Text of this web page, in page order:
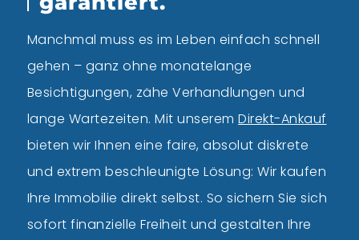
Manchmal muss es im Leben einfach schnell
gehen – ganz ohne monatelange
Besichtigungen, zähe Verhandlungen und
lange Wartezeiten. Mit unseremDirekt-Ankauf
bieten wir Ihnen eine faire, absolut diskrete
und extrem beschleunigte Lösung: Wir kaufen
Ihre Immobilie direkt selbst. So sichern Sie sich
sofort finanzielle Freiheit und gestalten Ihre